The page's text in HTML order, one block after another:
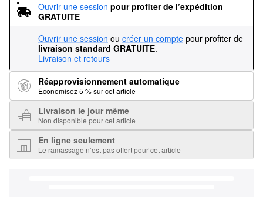
Ouvrir une session pour profiter de l’expédition
GRATUITE
Ouvrir une session ou créer un compte pour profiter de
livraison standard GRATUITE.
Livraison et retours
Réapprovisionnement automatique
Économisez 5 % sur cet article
Livraison le jour même
Non disponible pour cet article
En ligne seulement
Le ramassage n’est pas offert pour cet article